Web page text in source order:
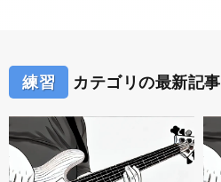
練習 カテゴリの最新記事